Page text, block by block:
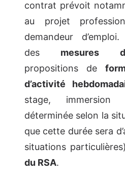
contrat prévoit
au projet
demandeur
des mesures
propositions de
d’activité
stage, immersion
déterminée selon la
que cette durée sera
situations
du RSA.